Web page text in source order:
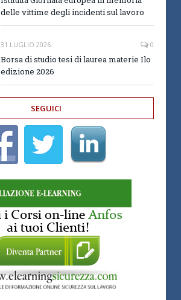
delle vittime degli incidenti sul lavoro
31 LUGLIO 2026 0
Borsa di studio tesi di laurea materie Ilo
edizione 2026
SEGUICI